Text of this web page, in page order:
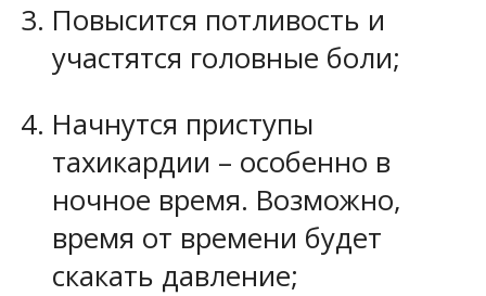
Повысится потливость и
участятся головные боли;
Начнутся приступы
тахикардии – особенно в
ночное время. Возможно,
время от времени будет
скакать давление;